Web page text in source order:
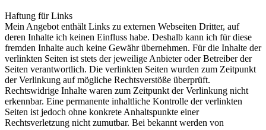
Haftung für Links
Mein Angebot enthält Links zu externen Webseiten Dritter, auf
deren Inhalte ich keinen Einfluss habe. Deshalb kann ich für diese
fremden Inhalte auch keine Gewähr übernehmen. Für die Inhalte der
verlinkten Seiten ist stets der jeweilige Anbieter oder Betreiber der
Seiten verantwortlich. Die verlinkten Seiten wurden zum Zeitpunkt
der Verlinkung auf mögliche Rechtsverstöße überprüft.
Rechtswidrige Inhalte waren zum Zeitpunkt der Verlinkung nicht
erkennbar. Eine permanente inhaltliche Kontrolle der verlinkten
Seiten ist jedoch ohne konkrete Anhaltspunkte einer
Rechtsverletzung nicht zumutbar. Bei bekannt werden von